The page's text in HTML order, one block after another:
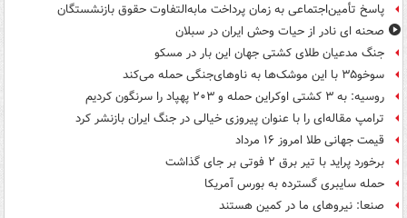
پاسخ تأمین‌اجتماعی به زمان پرداخت مابه‌التفاوت حقوق بازنشستگان
صحنه ای نادر از حیات وحش ایران در سبلان
جنگ مدعیان طلای کشتی جهان این بار در مسکو
سوخو۳۵ با این موشک‌ها به ناوهای‌جنگی حمله می‌کند
روسیه: به ۳ کشتی اوکراین حمله و ۲۰۳ پهپاد را سرنگون کردیم
ترامپ مقاله‌ای را با عنوان پیروزی خیالی در جنگ ایران بازنشر کرد
قیمت جهانی طلا امروز ۱۶ مرداد
برخورد پراید با تیر برق ۲ فوتی بر جای گذاشت
حمله سایبری گسترده به بورس آمریکا
صنعا: نیروهای ما در کمین‌ هستند